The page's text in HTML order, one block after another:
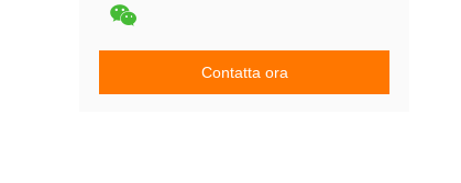
Contatta ora